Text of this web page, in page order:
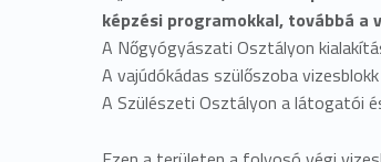
képzési programokkal, továbbá
A Nőgyógyászati Osztályon
A vajúdókádas szülőszoba
A Szülészeti Osztályon a látogatói